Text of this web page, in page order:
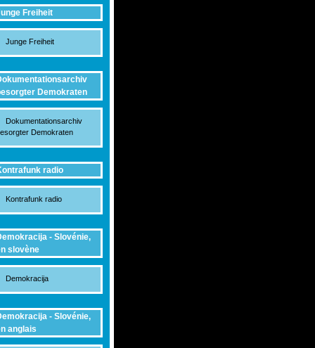
Freiheit
Junge Freiheit
Demokraten
Dokumentationsarchiv
Demokraten
radio
Kontrafunk radio
- Slovénie,
slovène
Demokracija
- Slovénie,
anglais